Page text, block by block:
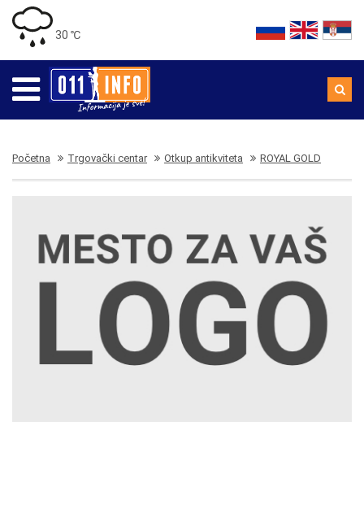
30 ℃
Početna Trgovački centar Otkup antikviteta ROYAL GOLD